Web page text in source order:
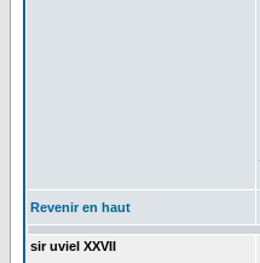
Revenir en haut
sir uviel XXVII